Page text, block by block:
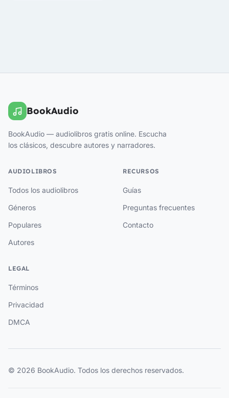
BookAudio
BookAudio — audiolibros gratis online. Escucha
los clásicos, descubre autores y narradores.
AUDIOLIBROS
Todos los audiolibros
Géneros
Populares
Autores
RECURSOS
Guías
Preguntas frecuentes
Contacto
LEGAL
Términos
Privacidad
DMCA
© 2026 BookAudio. Todos los derechos reservados.